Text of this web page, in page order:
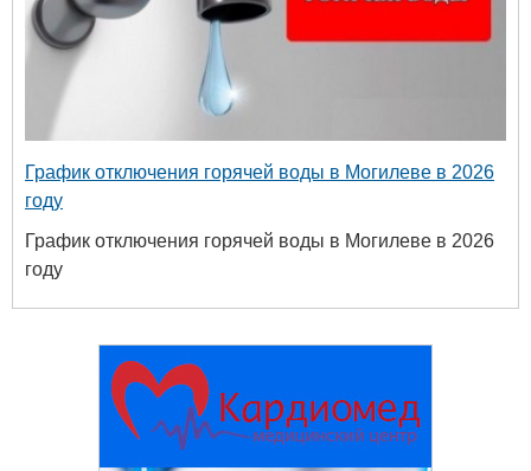
График отключения горячей воды в Могилеве в 2026
году
График отключения горячей воды в Могилеве в 2026
году